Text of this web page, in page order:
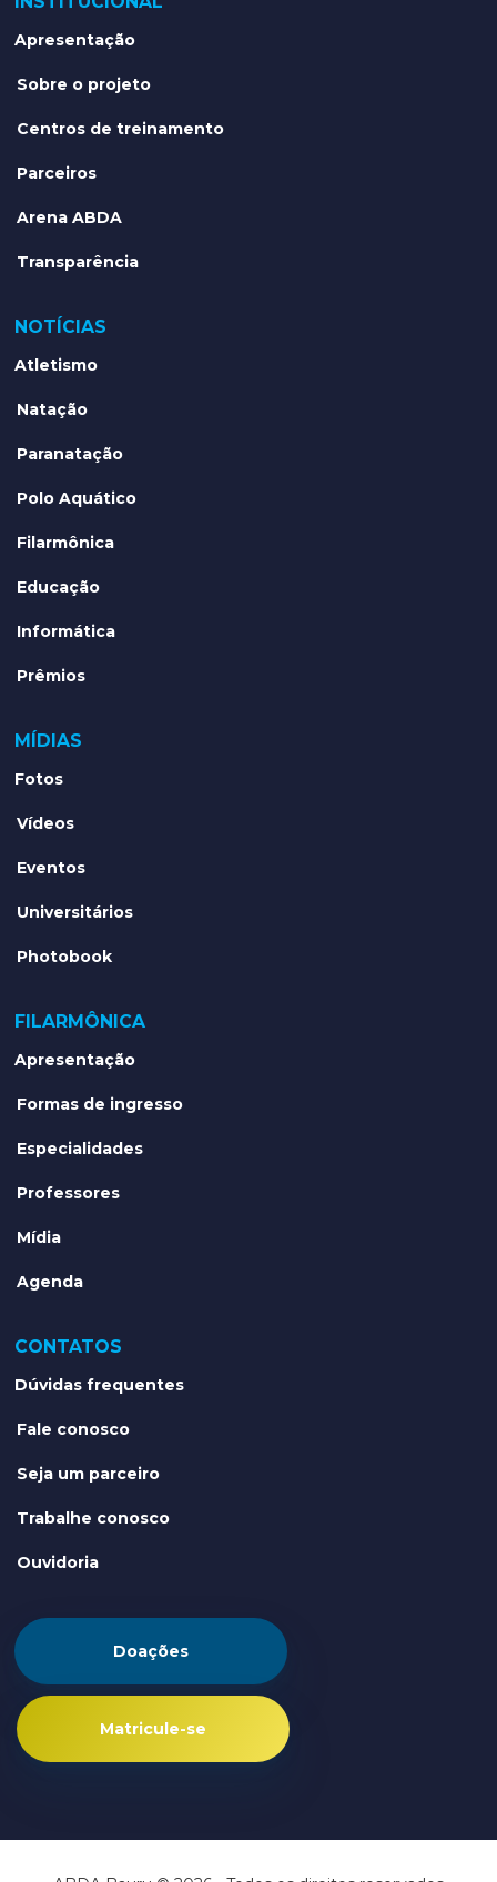
Apresentação
Sobre o projeto
Centros de treinamento
Parceiros
Arena ABDA
Transparência
NOTÍCIAS
Atletismo
Natação
Paranatação
Polo Aquático
Filarmônica
Educação
Informática
Prêmios
MÍDIAS
Fotos
Vídeos
Eventos
Universitários
Photobook
FILARMÔNICA
Apresentação
Formas de ingresso
Especialidades
Professores
Mídia
Agenda
CONTATOS
Dúvidas frequentes
Fale conosco
Seja um parceiro
Trabalhe conosco
Ouvidoria
Doações
Matricule-se